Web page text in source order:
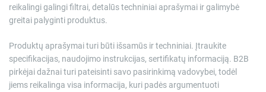
reikalingi galingi filtrai, detalūs techniniai aprašymai ir galimybė
greitai palyginti produktus.
Produktų aprašymai turi būti išsamūs ir techniniai. Įtraukite
specifikacijas, naudojimo instrukcijas, sertifikatų informaciją. B2B
pirkėjai dažnai turi pateisinti savo pasirinkimą vadovybei, todėl
jiems reikalinga visa informacija, kuri padės argumentuoti